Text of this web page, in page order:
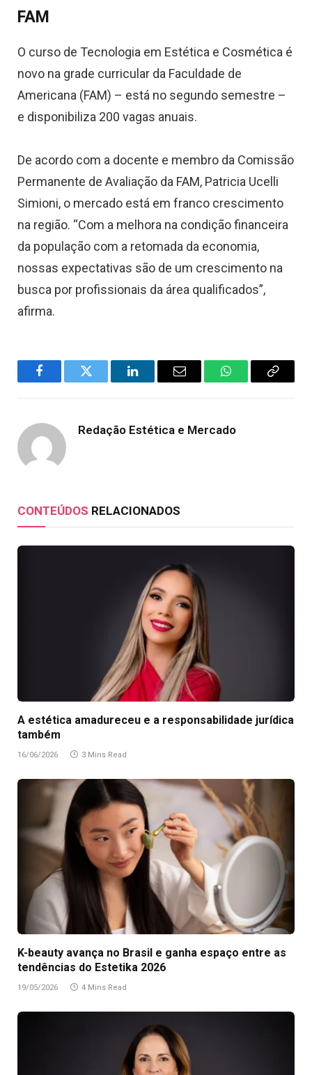
FAM
O curso de Tecnologia em Estética e Cosmética é
novo na grade curricular da Faculdade de
Americana (FAM) – está no segundo semestre –
e disponibiliza 200 vagas anuais.
De acordo com a docente e membro da Comissão
Permanente de Avaliação da FAM, Patricia Ucelli
Simioni, o mercado está em franco crescimento
na região. “Com a melhora na condição financeira
da população com a retomada da economia,
nossas expectativas são de um crescimento na
busca por profissionais da área qualificados”,
afirma.
FacebookTwitter LinkedInEmail WhatsAppCopy
Redação Estética e Mercado
CONTEÚDOS RELACIONADOS
A estética amadureceu e a responsabilidade jurídica
também
16/06/2026 3 Mins Read
K-beauty avança no Brasil e ganha espaço entre as
tendências do Estetika 2026
19/05/2026 4 Mins Read